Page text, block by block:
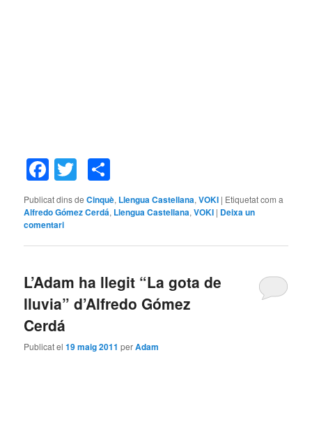
Facebook
Twitter
Publicat dins de Cinquè, Llengua Castellana,VOKI | Etiquetat com a
Alfredo Gómez Cerdá, Llengua Castellana,VOKI | Deixa un
comentari
L’Adam ha llegit “La gota de
lluvia” d’Alfredo Gómez
Cerdá
Publicat el19 maig 2011 perAdam